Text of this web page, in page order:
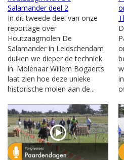
Salamander deel 2
In dit tweede deel van onze
reportage over
Houtzaagmolen De
Salamander in Leidschendam
duiken we dieper de techniek
in. Molenaar Willem Bogaerts
laat zien hoe deze unieke
historische molen aan de...